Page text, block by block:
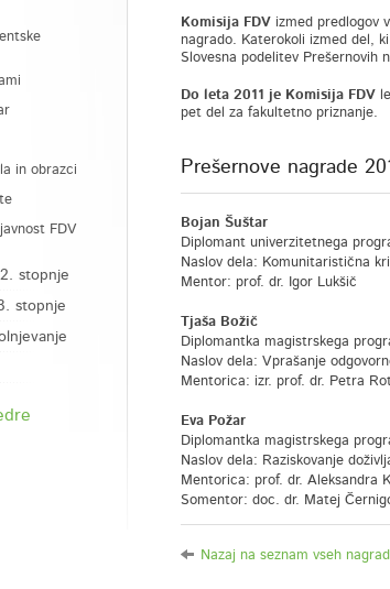
in obrazci
FDV
stopnje
stopnje
Komisija FDVizmed predlogov
nagrado. Katerokoli izmed del,
Slovesna podelitev Prešernovih
Do leta 2011 je Komisija FDV
pet del za fakultetno priznanje.
Prešernove nagrade
Bojan Šuštar
Diplomant univerzitetnega
Naslov dela: Komunitaristična
Mentor: prof. dr. Igor Lukšič
Tjaša Božič
Diplomantka magistrskega
Naslov dela: Vprašanje
Mentorica: izr. prof. dr. Petra
Eva Požar
Diplomantka magistrskega
Naslov dela: Raziskovanje
Mentorica: prof. dr. Aleksandra
Somentor: doc. dr. Matej
Nazaj na seznam vseh nagrad